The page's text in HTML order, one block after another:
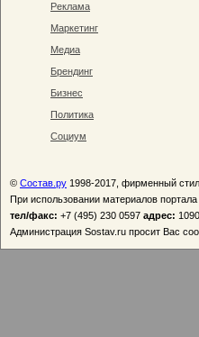
Реклама
Маркетинг
Медиа
Брендинг
Бизнес
Политика
Социум
© Состав.ру 1998-2017, фирменный
При использовании материалов
тел/факс: +7 (495) 230 0597 адрес:
Администрация Sostav.ru просит Вас